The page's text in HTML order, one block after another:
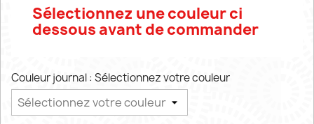
Sélectionnez une couleur ci
dessous avant de commander
Couleur journal : Sélectionnez votre couleur